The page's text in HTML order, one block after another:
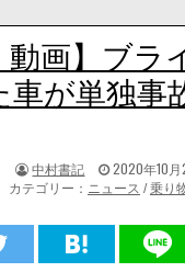
動画】ブ
が単独事
著
者:
中村書記
掲
載
2020年10月
カテゴリー： ニュース /乗り